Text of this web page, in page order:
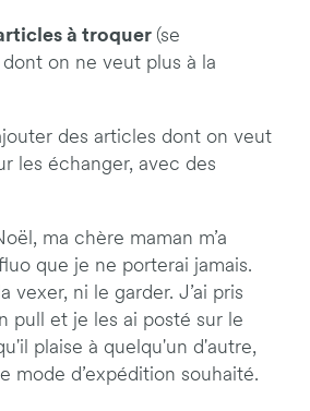
à troquer (se
on ne veut plus à la
des articles dont on veut
les échanger, avec des
ma chère maman m’a
que je ne porterai jamais.
vexer, ni le garder. J’ai pris
pull et je les ai posté sur le
plaise à quelqu'un d'autre,
mode d’expédition souhaité.